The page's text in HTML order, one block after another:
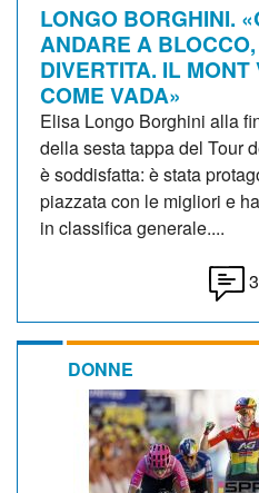
LONGO BORGHINI.
ANDARE A
DIVERTITA. IL
COME VADA»
Elisa Longo Borghini alla
della sesta tappa del Tour
è soddisfatta: è stata
piazzata con le migliori e
in classifica generale....
3
DONNE